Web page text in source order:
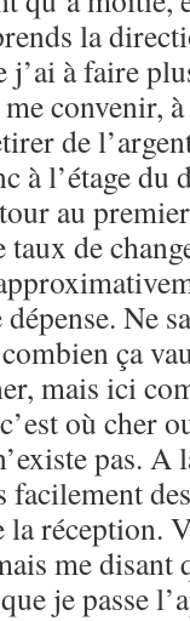
la
à faire
convenir,
de
à l’étage du
au
de
Ne
ça
mais ici
où cher
pas. A
facilement
la réception.
me disant
je passe